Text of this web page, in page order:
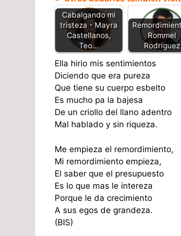
Cabalgando mi
tristeza - Mayra
Castellanos,
Teo…
Rommel
Rodriguez
Ella hirio mis sentimientos
Diciendo que era pureza
Que tiene su cuerpo esbelto
Es mucho pa la bajesa
De un criollo del llano adentro
Mal hablado y sin riqueza.
Me empieza el remordimiento,
Mi remordimiento empieza,
El saber que el presupuesto
Es lo que mas le intereza
Porque le da crecimiento
A sus egos de grandeza.
(BIS)